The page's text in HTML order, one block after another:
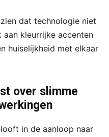
dat technologie niet
kleurrijke accenten
huiselijkheid met elkaar
over slimme
in de aanloop naar